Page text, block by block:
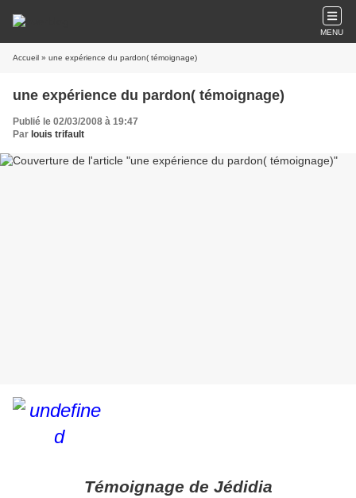
MENU
Accueil » une expérience du pardon( témoignage)
une expérience du pardon( témoignage)
Publié le 02/03/2008 à 19:47
Par louis trifault
Témoignage de Jédidia